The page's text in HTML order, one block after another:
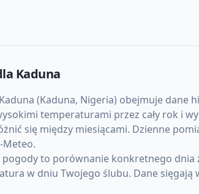
Kaduna
(Kaduna, Nigeria) obejmuje dane
temperaturami przez cały rok i
się między miesiącami. Dzienne
Meteo.
to porównanie konkretnego
w dniu Twojego ślubu. Dane